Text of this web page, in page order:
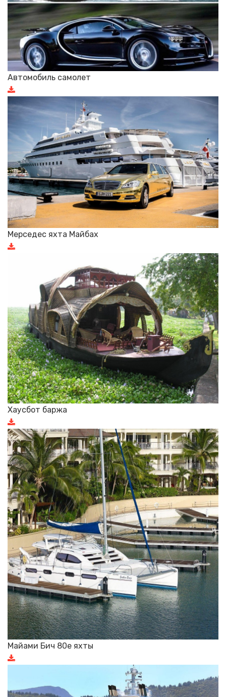
Автомобиль самолет
Мерседес яхта Майбах
Хаусбот баржа
Майами Бич 80е яхты